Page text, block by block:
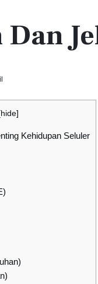
[hide]
Kehidupan Seluler